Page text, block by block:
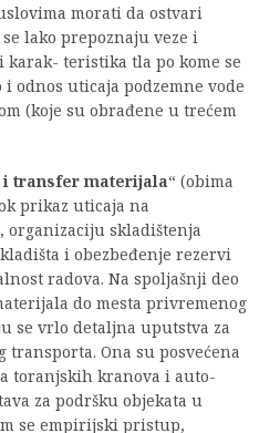
morati da ostvari
lako prepoznaju veze i
teristika tla po kome se
odnos uticaja podzemne vode
(koje su obrađene u trećem
transfer materijala“ (obima
prikaz uticaja na
skladištenja
i obezbeđenje rezervi
radova. Na spoljašnji deo
do mesta privremenog
se vrlo detaljna uputstva za
Ona su posvećena
toranjskih kranova i auto-
za podršku objekata u
se empirijski pristup,